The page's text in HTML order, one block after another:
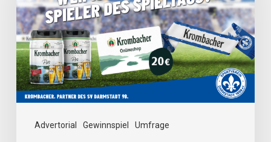
Advertorial Gewinnspiel Umfrage